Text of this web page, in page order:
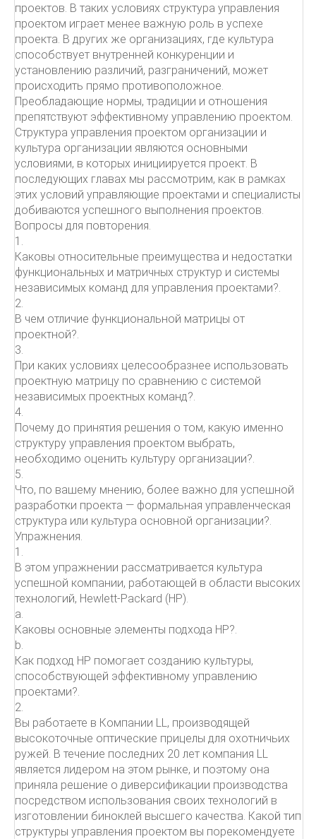
проектов. В таких условиях структура управления
проектом играет менее важную роль в успехе
проекта. В других же организациях, где культура
способствует внутренней конкуренции и
установлению различий, разграничений, может
происходить прямо противоположное.
Преобладающие нормы, традиции и отношения
препятствуют эффективному управлению проектом.
Структура управления проектом организации и
культура организации являются основными
условиями, в которых инициируется проект. В
последующих главах мы рассмотрим, как в рамках
этих условий управляющие проектами и специалисты
добиваются успешного выполнения проектов.
Вопросы для повторения.
1.
Каковы относительные преимущества и недостатки
функциональных и матричных структур и системы
независимых команд для управления проектами?.
2.
В чем отличие функциональной матрицы от
проектной?.
3.
При каких условиях целесообразнее использовать
проектную матрицу по сравнению с системой
независимых проектных команд?.
4.
Почему до принятия решения о том, какую именно
структуру управления проектом выбрать,
необходимо оценить культуру организации?.
5.
Что, по вашему мнению, более важно для успешной
разработки проекта — формальная управленческая
структура или культура основной организации?.
Упражнения.
1.
В этом упражнении рассматривается культура
успешной компании, работающей в области высоких
технологий, Hewlett-Packard (HP).
a.
Каковы основные элементы подхода HP?.
b.
Как подход HP помогает созданию культуры,
способствующей эффективному управлению
проектами?.
2.
Вы работаете в Компании LL, производящей
высокоточные оптические прицелы для охотничьих
ружей. В течение последних 20 лет компания LL
является лидером на этом рынке, и поэтому она
приняла решение о диверсификации производства
посредством использования своих технологий в
изготовлении биноклей высшего качества. Какой тип
структуры управления проектом вы порекомендуете